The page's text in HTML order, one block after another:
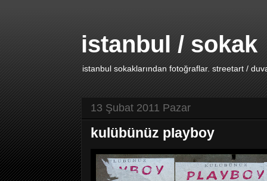
istanbul / sokak
istanbul sokaklarından fotoğraflar. streetart /
13 Şubat 2011 Pazar
kulübünüz pIayboy